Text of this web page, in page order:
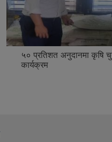
सहकारिता तथा सहकारी
प्रणाली (COPOMIS)